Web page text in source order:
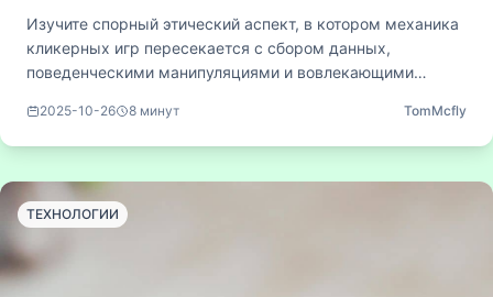
этические пределы
Изучите спорный этический аспект, в котором механика
кликерных игр пересекается с сбором данных,
поведенческими манипуляциями и вовлекающими
исследование раскрывает, как на первый взгляд
безобидные инкрементальные механики могут
рассматривая ситуации, в которых психологические
триггеры ограничивают свободу выбора пользователя.
2025-10-26 8 минут TomMcfly
ТЕХНОЛОГИИ